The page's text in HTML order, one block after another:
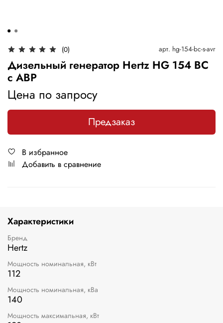
(0) арт. hg-154-bc-s-avr
Дизельный генератор Hertz HG 154 BC
с АВР
Цена по запросу
Предзаказ
В избранное
Добавить в сравнение
Характеристики
Бренд
Hertz
Мощность номинальная, кВт
112
Мощность номинальная, кВа
140
Мощность максимальная, кВт